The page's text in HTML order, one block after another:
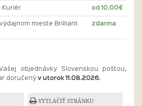
Kuriér od 10,00€
mieste Brilliant
zdarma
objednávky Slovenskou poštou,
doručený v utorok 11.08.2026.
VYTLAČIŤ STRÁNKU